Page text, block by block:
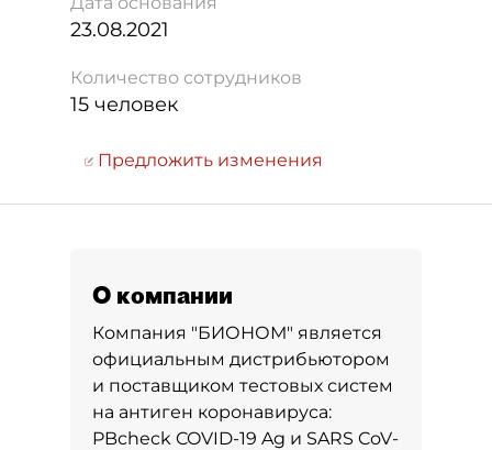
23.08.2021
Количество сотрудников
15 человек
Предложить изменения
О компании
Компания "БИОНОМ" является
официальным дистрибьютором
и поставщиком тестовых систем
на антиген коронавируса:
PBсheck COVID-19 Ag и SARS CoV-